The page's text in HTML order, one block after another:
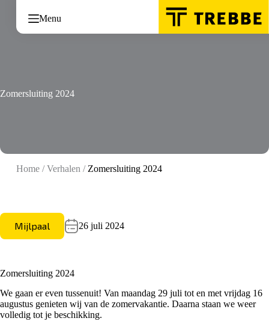
inhoud
Menu
Zomersluiting 2024
Home/Verhalen / Zomersluiting 2024
Mijlpaal 26 juli 2024
Zomersluiting 2024
We gaan er even tussenuit! Van maandag 29 juli tot en met vrijdag 16
augustus genieten wij van de zomervakantie. Daarna staan we weer
volledig tot je beschikking.